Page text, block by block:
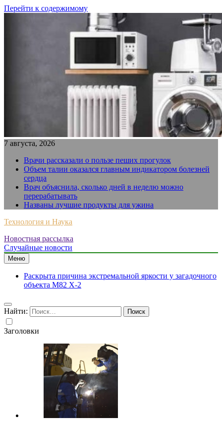
Перейти к содержимому
7 августа, 2026
Врачи рассказали о пользе пеших прогулок
Объем талии оказался главным индикатором болезней
сердца
Врач объяснила, сколько дней в неделю можно
перерабатывать
Названы лучшие продукты для ужина
Технология и Наука
Новостная рассылка
Случайные новости
Меню
Раскрыта причина экстремальной яркости у загадочного
объекта M82 X-2
Найти:
Заголовки